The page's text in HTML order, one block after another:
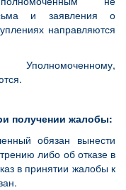
и заявления о
направляются
получении жалобы:
обязан вынести
либо об отказе в
в принятии жалобы к